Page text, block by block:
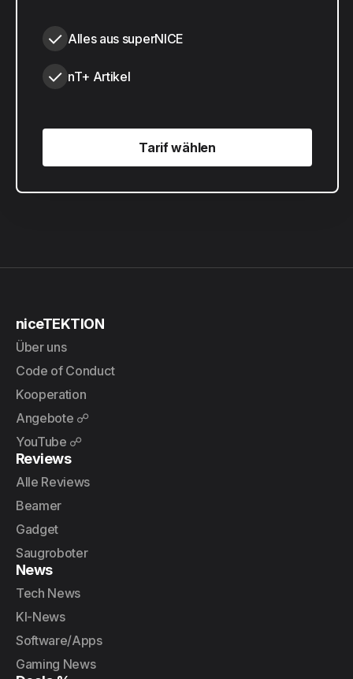
Alles aus superNICE
nT+ Artikel
Tarif wählen
Tarif wählen
niceTEKTION
Über uns
Code of Conduct
Kooperation
Angebote ☍
YouTube ☍
Reviews
Alle Reviews
Beamer
Gadget
Saugroboter
News
Tech News
KI-News
Software/Apps
Gaming News